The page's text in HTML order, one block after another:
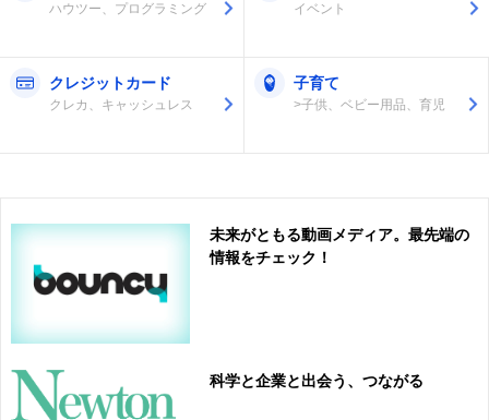
ハウツー、プログラミング イベント
クレジットカード
クレカ、キャッシュレス
子育て
>子供、ベビー用品、育児
未来がともる動画メディア。最先端の
情報をチェック！
科学と企業と出会う、つながる